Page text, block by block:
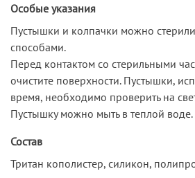
Особые указания
Пустышки и колпачки можно
способами.
Перед контактом со стерильными
очистите поверхности. Пустышки,
время, необходимо проверить на
Пустышку можно мыть в теплой воде.
Состав
Тритан кополистер, силикон,